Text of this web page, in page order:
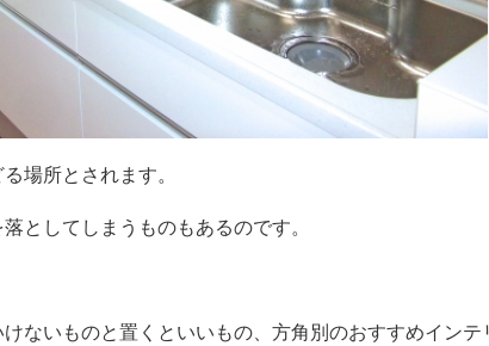
場所とされます。
としてしまうものもあるのです。
ないものと置くといいもの、方角別のおすすめインテ